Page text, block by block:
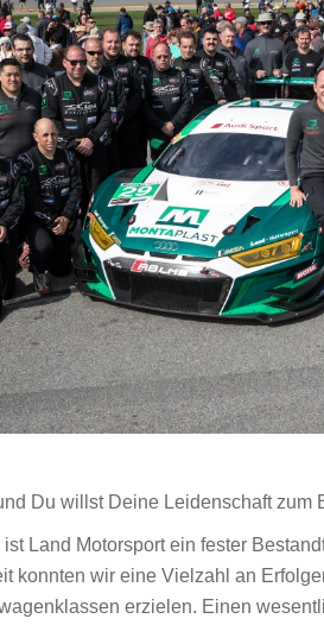
Du willst Deine Leidenschaft zum
Land Motorsport ein fester
konnten wir eine Vielzahl an
erzielen. Einen